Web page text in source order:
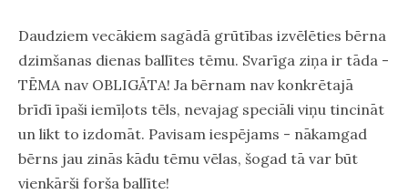
Daudziem vecākiem sagādā grūtības izvēlēties bērna
dzimšanas dienas ballītes tēmu. Svarīga ziņa ir tāda -
TĒMA nav OBLIGĀTA! Ja bērnam nav konkrētajā
brīdī īpaši iemīļots tēls, nevajag speciāli viņu tincināt
un likt to izdomāt. Pavisam iespējams - nākamgad
bērns jau zinās kādu tēmu vēlas, šogad tā var būt
vienkārši forša ballīte!